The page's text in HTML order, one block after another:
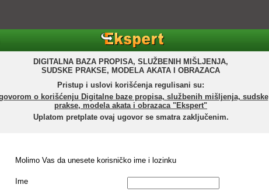
DIGITALNA BAZA PROPISA, SLUŽBENIH MIŠLJENJA,
SUDSKE PRAKSE, MODELA AKATA I OBRAZACA
Pristup i uslovi korišćenja regulisani su:
o korišćenju Digitalne baze propisa, službenih mišljenja, sudske
prakse, modela akata i obrazaca "Ekspert"
Uplatom pretplate ovaj ugovor se smatra zaključenim.
Molimo Vas da unesete korisničko ime i lozinku
Ime